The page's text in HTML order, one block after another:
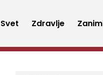
Svet Zdravlje